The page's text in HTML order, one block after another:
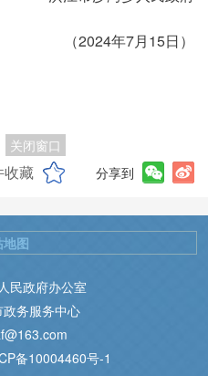
（2024年7月15日）
关闭窗口
收藏 分享到
民政府办公室
务服务中心
备10004460号-1
地图